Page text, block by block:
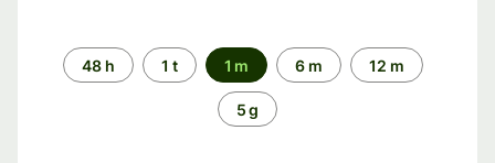
Time
period
48 h 1 t 1 m 6 m 12 m
5 g